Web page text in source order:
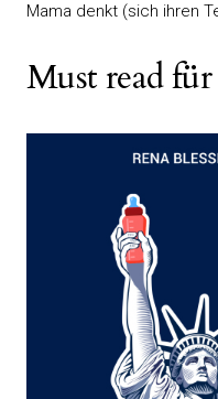
Mama denkt (sich ihren
Must read